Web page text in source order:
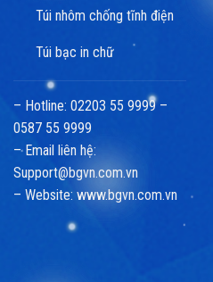
Túi nhôm chống tĩnh điện
Túi bạc in chữ
– Hotline: 02203 55 9999 –
0587 55 9999
– Email liên hệ:
Support@bgvn.com.vn
– Website: www.bgvn.com.vn